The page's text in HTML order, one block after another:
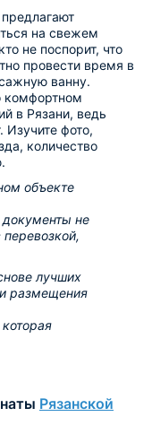
на свежем
не поспорит, что
провести время в
ванну.
комфортном
в Рязани, ведь
фото,
количество
объекте
документы не
лучших
размещения
Рязанской